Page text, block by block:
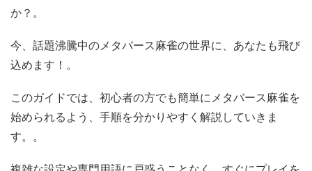
か？。
今、話題沸騰中のメタバース麻雀の世界に、あなたも飛び
込めます！。
このガイドでは、初心者の方でも簡単にメタバース麻雀を
始められるよう、手順を分かりやすく解説していきま
す。。